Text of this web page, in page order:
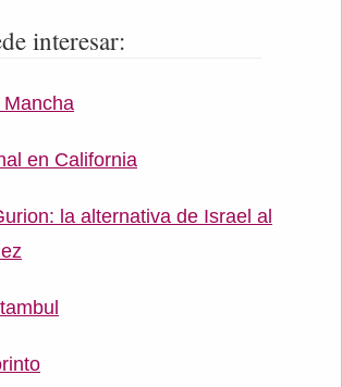
interesar:
en California
la alternativa de Israel al